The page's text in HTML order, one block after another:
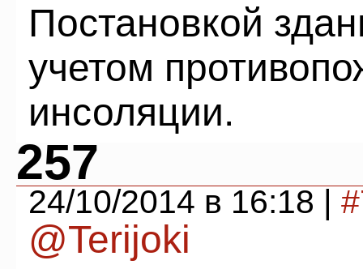
Постановкой
учетом
инсоляции.
257
24/10/2014 в 16:18 |
@Terijoki